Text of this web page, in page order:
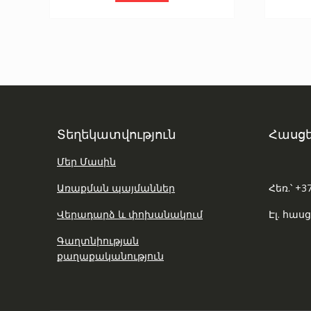
Տեղեկատվություն
Մեր Մասին
Առաքման պայմաններ
Վերադարձ և փոխանակում
Գաղտնիության
քաղաքականություն
Հեռ.՝
Էլ.